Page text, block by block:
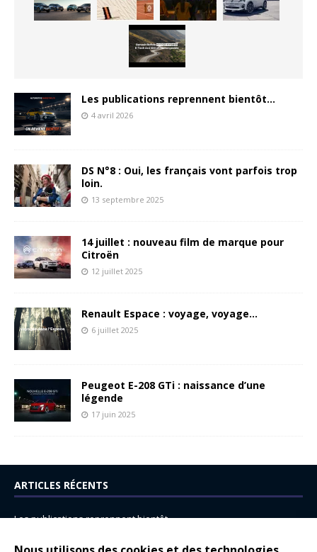
Les publications reprennent bientôt…
4 avril 2026
DS N°8 : Oui, les français vont parfois trop
loin.
13 septembre 2025
14 juillet : nouveau film de marque pour
Citroën
12 juillet 2025
Renault Espace : voyage, voyage…
6 juillet 2025
Peugeot E-208 GTi : naissance d’une
légende
17 juin 2025
ARTICLES RÉCENTS
Les publications reprennent bientôt…